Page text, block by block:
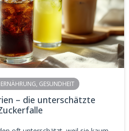
ERNÄHRUNG, GESUNDHEIT
– die unterschätzte